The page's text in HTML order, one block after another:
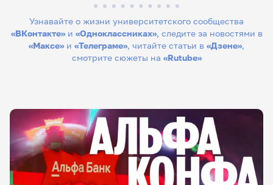
Узнавайте о жизни университетского сообщества
«ВКонтакте»и «Одноклассниках», следите за новостями в
«Максе» и «Телеграме», читайте статьи в «Дзене»,
смотрите сюжеты на «Rutube»